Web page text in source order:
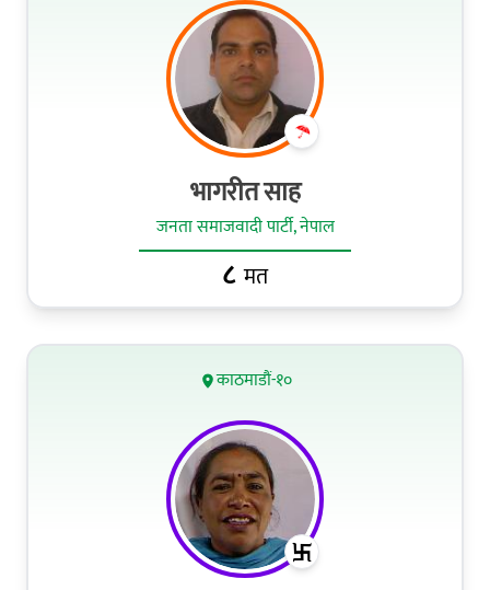
भागरीत साह
जनता समाजवादी पार्टी, नेपाल
८ मत
काठमाडौं-१०